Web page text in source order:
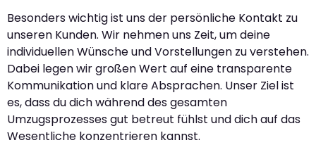
Besonders wichtig ist uns der persönliche Kontakt zu
unseren Kunden. Wir nehmen uns Zeit, um deine
individuellen Wünsche und Vorstellungen zu verstehen.
Dabei legen wir großen Wert auf eine transparente
Kommunikation und klare Absprachen. Unser Ziel ist
es, dass du dich während des gesamten
Umzugsprozesses gut betreut fühlst und dich auf das
Wesentliche konzentrieren kannst.